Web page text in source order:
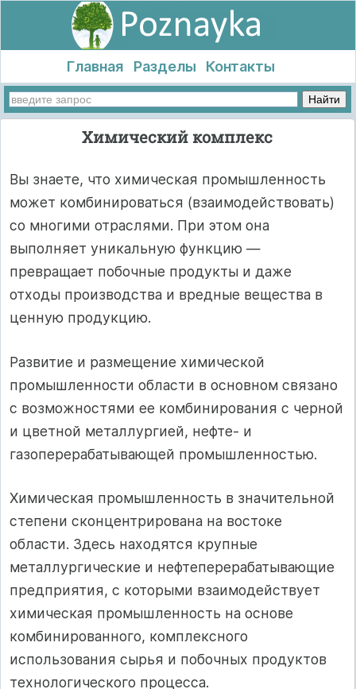
Главная Разделы Контакты
Химический комплекс
Вы знаете, что химическая промышленность
может комбинироваться (взаимодействовать)
со многими отраслями. При этом она
выполняет уникальную функцию —
превращает побочные продукты и даже
отходы производства и вредные вещества в
ценную продукцию.
Развитие и размещение химической
промышленности области в основном связано
с возможностями ее комбинирования с черной
и цветной металлургией, нефте- и
газоперерабатывающей промышленностью.
Химическая промышленность в значительной
степени сконцентрирована на востоке
области. Здесь находятся крупные
металлургические и нефтеперерабатывающие
предприятия, с которыми взаимодействует
химическая промышленность на основе
комбинированного, комплексного
использования сырья и побочных продуктов
технологического процесса.